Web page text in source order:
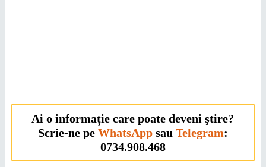
Ai o informație care poate deveni ştire?
Scrie-ne pe WhatsAppsau Telegram:
0734.908.468